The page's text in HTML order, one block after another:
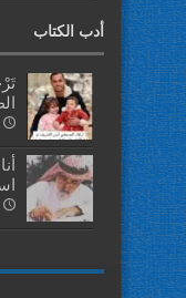
أدب الكتاب